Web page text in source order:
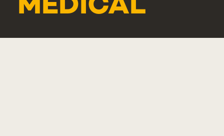
MEDICAL